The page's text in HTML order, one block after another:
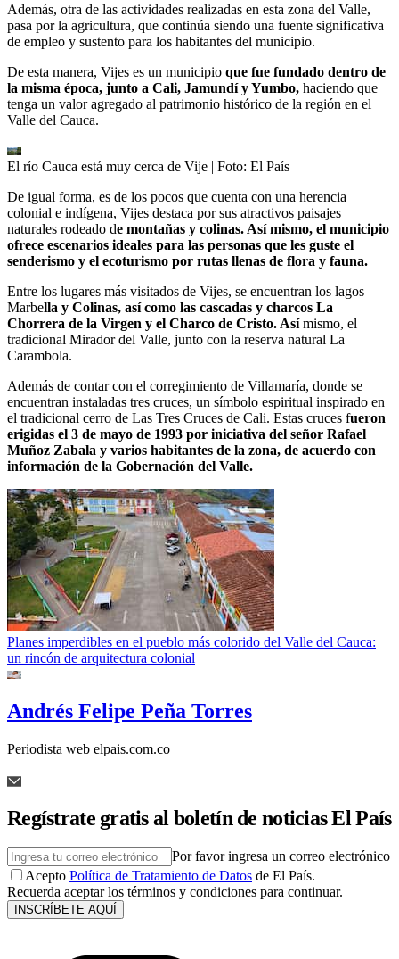
Además, otra de las actividades realizadas en esta zona del Valle,
pasa por la agricultura, que continúa siendo una fuente significativa
de empleo y sustento para los habitantes del municipio.
De esta manera, Vijes es un municipio que fue fundado dentro de
la misma época, junto a Cali, Jamundí y Yumbo, haciendo que
tenga un valor agregado al patrimonio histórico de la región en el
Valle del Cauca.
El río Cauca está muy cerca de Vije | Foto: El País
De igual forma, es de los pocos que cuenta con una herencia
colonial e indígena, Vijes destaca por sus atractivos paisajes
naturales rodeado de montañas y colinas. Así mismo, el municipio
ofrece escenarios ideales para las personas que les guste el
senderismo y el ecoturismo por rutas llenas de flora y fauna.
Entre los lugares más visitados de Vijes, se encuentran los lagos
Marbella y Colinas, así como las cascadas y charcos La
Chorrera de la Virgen y el Charco de Cristo. Asímismo, el
tradicional Mirador del Valle, junto con la reserva natural La
Carambola.
Además de contar con el corregimiento de Villamaría, donde se
encuentran instaladas tres cruces, un símbolo espiritual inspirado en
el tradicional cerro de Las Tres Cruces de Cali. Estas cruces fueron
erigidas el 3 de mayo de 1993 por iniciativa del señor Rafael
Muñoz Zabala y varios habitantes de la zona, de acuerdo con
información de la Gobernación del Valle.
Planes imperdibles en el pueblo más colorido del Valle del Cauca:
un rincón de arquitectura colonial
Andrés Felipe Peña Torres
Periodista web elpais.com.co
Regístrate gratis al boletín de noticias El País
Por favor ingresa un correo electrónico
Acepto Política de Tratamiento de Datos de El País.
Recuerda aceptar los términos y condiciones para continuar.
INSCRÍBETE AQUÍ